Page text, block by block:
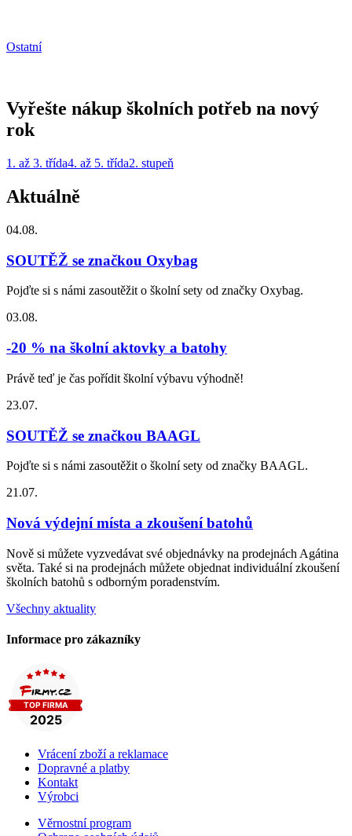
Ostatní
Vyřešte nákup školních potřeb na nový
rok
1. až 3. třída4. až 5. třída2. stupeň
Aktuálně
04.08.
SOUTĚŽ se značkou Oxybag
Pojďte si s námi zasoutěžit o školní sety od značky Oxybag.
03.08.
-20 % na školní aktovky a batohy
Právě teď je čas pořídit školní výbavu výhodně!
23.07.
SOUTĚŽ se značkou BAAGL
Pojďte si s námi zasoutěžit o školní sety od značky BAAGL.
21.07.
Nová výdejní místa a zkoušení batohů
Nově si můžete vyzvedávat své objednávky na prodejnách Agátina
světa. Také si na prodejnách můžete objednat individuální zkoušení
školních batohů s odborným poradenstvím.
Všechny aktuality
Informace pro zákazníky
Vrácení zboží a reklamace
Dopravné a platby
Kontakt
Výrobci
Věrnostní program